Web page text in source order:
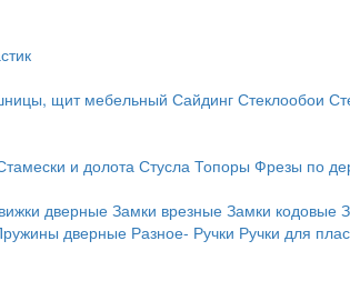
щит мебельный Сайдинг Стеклообои
и долота Стусла Топоры Фрезы по
дверныеЗамки врезные Замки кодовые
дверные Разное- Ручки Ручки для